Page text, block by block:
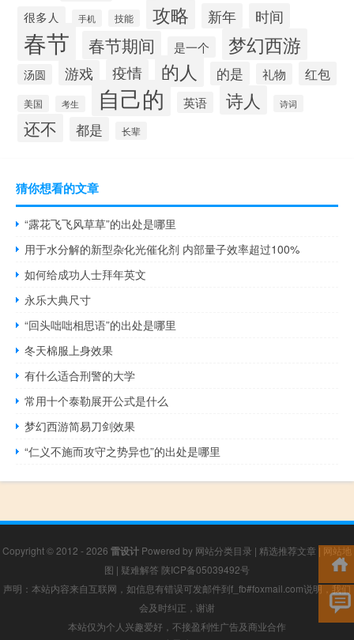
很多人 手机 技能 攻略 新年 时间
春节 春节期间 是一个 梦幻西游
汤圆 游戏 疫情 的人 的是 礼物 红包
美国 考生 自己的 英语 诗人 诗词
还不 都是 长辈
猜你想看的文章
“露花飞飞风草草”的出处是哪里
用于水分解的新型杂化光催化剂 内部量子效率超过100%
如何给成功人士拜年英文
永乐大典尺寸
“回头咄咄相思语”的出处是哪里
冬天棉服上身效果
有什么适合刑警的大学
常用十个泰勒展开公式是什么
梦幻西游简易刀剑效果
“仁义不施而攻守之势异也”的出处是哪里
Copyright © 2012 - 2026 雷设计 Powered by 网站分类目录 | 精选推荐文章 | 网站地
图 | 疑难解答 陕ICP备05039492号
声明：本站内容来自互联网，如信息有错误可发邮件到f_fb#foxmail.com说明，我们
会及时纠正，谢谢
本站仅为个人兴趣爱好，不接盈利性广告及商业合作